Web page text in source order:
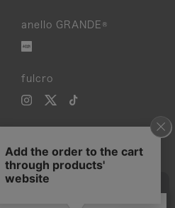
anello GRANDE®
fulcro
で複製、転載、第三者への譲渡などを